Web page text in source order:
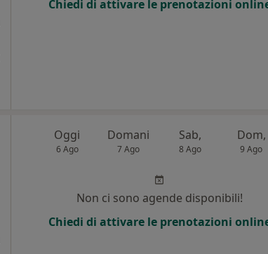
Chiedi di attivare le prenotazioni
Oggi
6 Ago
Domani
7 Ago
Sab,
8 Ago
Dom,
9 Ago
Non ci sono agende disponibili!
Chiedi di attivare le prenotazioni